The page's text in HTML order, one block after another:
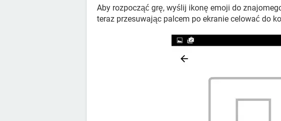
Aby rozpocząć grę, wyślij ikonę emoji do
teraz przesuwając palcem po ekranie celować do